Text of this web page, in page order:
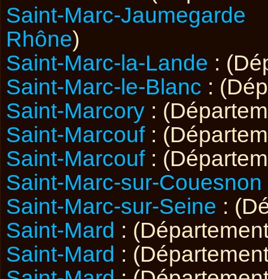
Saint-Marc-Jaumegarde
Rhône)
Saint-Marc-la-Lande :
Saint-Marc-le-Blanc :
Saint-Marcory :
Saint-Marcouf:
Saint-Marcouf:
Saint-Marc-sur-Couesnon
Saint-Marc-sur-Seine :
Saint-Mard :
Saint-Mard :